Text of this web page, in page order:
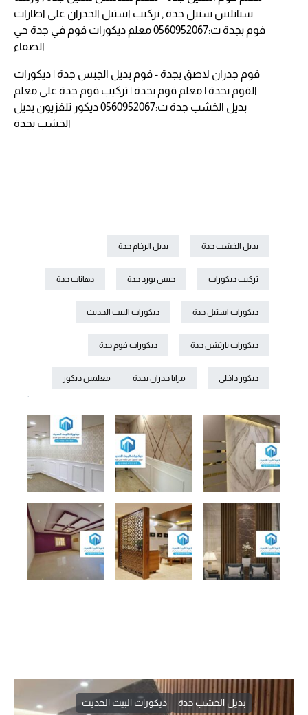
ستانلس ستيل جدة , تركيب استيل الجدران على اطارات
فوم بجدة ت:0560952067 معلم ديكورات فوم في جدة حي
الصفاء
فوم جدران لاصق بجدة - فوم بديل الجبس جدة | ديكورات
الفوم بجدة | معلم فوم بجدة | تركيب فوم جدة على معلم
بديل الخشب جدة ت:0560952067 ديكور تلفزيون بديل
الخشب بجدة
بديل الخشب جدة بديل الرخام جدة
تركيب ديكورات جبس بورد جدة دهانات جدة
ديكورات استيل جدة ديكورات البيت الحديث
ديكورات بارتشن جدة ديكورات فوم جدة
ديكور داخلي مرايا جدران بجدة
معلمين ديكور
.
بديل الخشب جدة ديكورات البيت الحديث